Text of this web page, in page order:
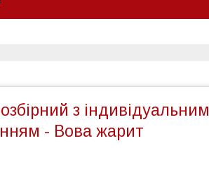
з індивідуальним
- Вова жарит